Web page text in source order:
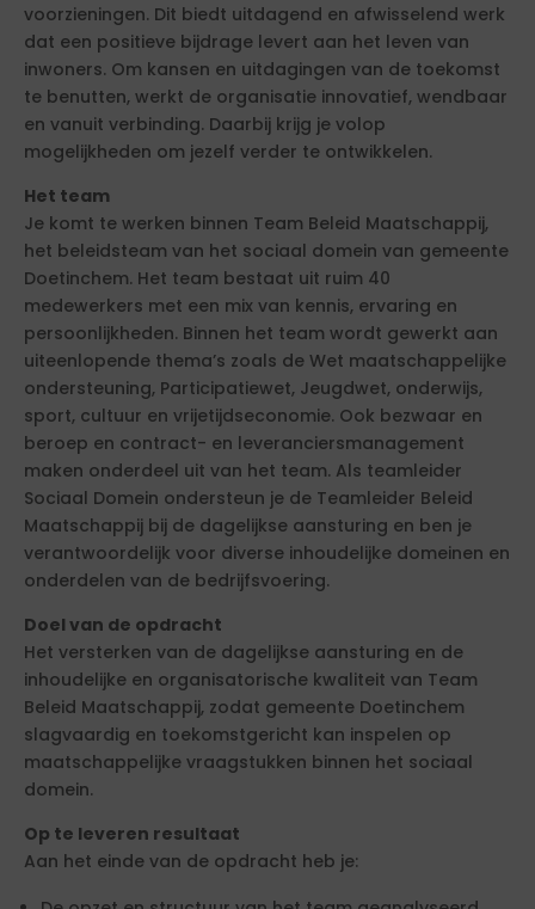
voorzieningen. Dit biedt uitdagend en afwisselend werk
dat een positieve bijdrage levert aan het leven van
inwoners. Om kansen en uitdagingen van de toekomst
te benutten, werkt de organisatie innovatief, wendbaar
en vanuit verbinding. Daarbij krijg je volop
mogelijkheden om jezelf verder te ontwikkelen.
Het team
Je komt te werken binnen Team Beleid Maatschappij,
het beleidsteam van het sociaal domein van gemeente
Doetinchem. Het team bestaat uit ruim 40
medewerkers met een mix van kennis, ervaring en
persoonlijkheden. Binnen het team wordt gewerkt aan
uiteenlopende thema’s zoals de Wet maatschappelijke
ondersteuning, Participatiewet, Jeugdwet, onderwijs,
sport, cultuur en vrijetijdseconomie. Ook bezwaar en
beroep en contract- en leveranciersmanagement
maken onderdeel uit van het team. Als teamleider
Sociaal Domein ondersteun je de Teamleider Beleid
Maatschappij bij de dagelijkse aansturing en ben je
verantwoordelijk voor diverse inhoudelijke domeinen en
onderdelen van de bedrijfsvoering.
Doel van de opdracht
Het versterken van de dagelijkse aansturing en de
inhoudelijke en organisatorische kwaliteit van Team
Beleid Maatschappij, zodat gemeente Doetinchem
slagvaardig en toekomstgericht kan inspelen op
maatschappelijke vraagstukken binnen het sociaal
domein.
Op te leveren resultaat
Aan het einde van de opdracht heb je: